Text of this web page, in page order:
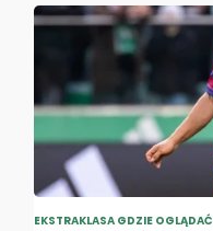
EKSTRAKLASA GDZIE OGLĄDAĆ